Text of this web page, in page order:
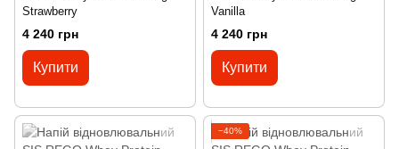
Strawberry
4 240 грн
Купити
Vanilla
4 240 грн
Купити
−40%